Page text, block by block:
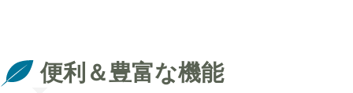
便利＆豊富な機能